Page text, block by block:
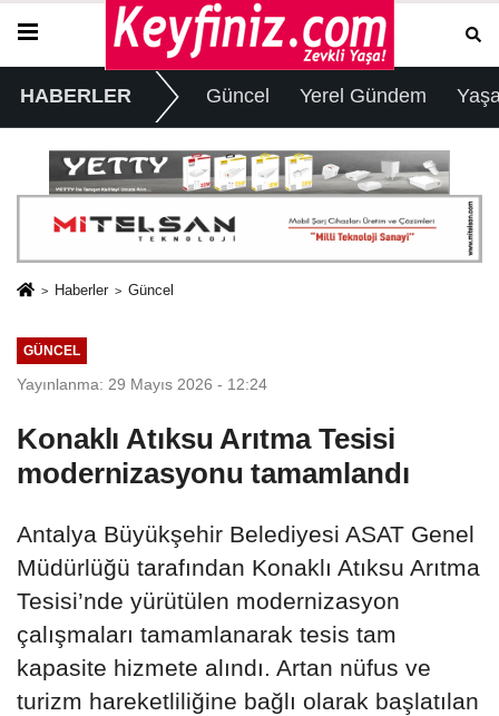
HABERLER Güncel Yerel Gündem
Haberler Güncel
GÜNCEL
Yayınlanma: 29 Mayıs 2026 - 12:24
Konaklı Atıksu Arıtma Tesisi
modernizasyonu tamamlandı
Antalya Büyükşehir Belediyesi ASAT Genel
Müdürlüğü tarafından Konaklı Atıksu Arıtma
Tesisi’nde yürütülen modernizasyon
çalışmaları tamamlanarak tesis tam
kapasite hizmete alındı. Artan nüfus ve
turizm hareketliliğine bağlı olarak başlatılan